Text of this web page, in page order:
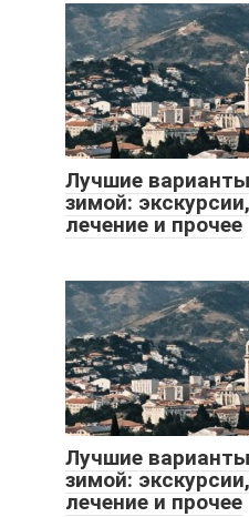
Лучшие
зимой:
лечение и прочее
Лучшие
зимой:
лечение и прочее